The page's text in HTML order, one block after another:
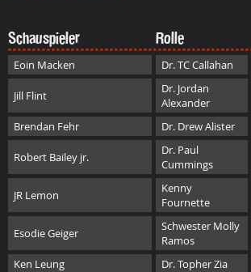
Schauspieler Rolle
Eoin Macken Dr. TC Callahan
Jill Flint
Dr. Jordan
Alexander
Brendan Fehr Dr. Drew Alister
Robert Bailey jr.
Dr. Paul
Cummings
JR Lemon
Kenny
Fournette
Esodie Geiger
Schwester Molly
Ramos
Ken Leung Dr. Topher Zia